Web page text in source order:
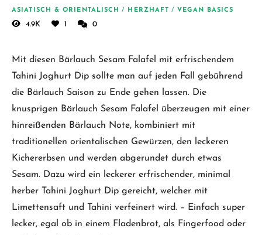
ASIATISCH & ORIENTALISCH / HERZHAFT / VEGAN BASICS
4.9K 1 0
Mit diesen Bärlauch Sesam Falafel mit erfrischendem
Tahini Joghurt Dip sollte man auf jeden Fall gebührend
die Bärlauch Saison zu Ende gehen lassen. Die
knusprigen Bärlauch Sesam Falafel überzeugen mit einer
hinreißenden Bärlauch Note, kombiniert mit
traditionellen orientalischen Gewürzen, den leckeren
Kichererbsen und werden abgerundet durch etwas
Sesam. Dazu wird ein leckerer erfrischender, minimal
herber Tahini Joghurt Dip gereicht, welcher mit
Limettensaft und Tahini verfeinert wird. – Einfach super
lecker, egal ob in einem Fladenbrot, als Fingerfood oder